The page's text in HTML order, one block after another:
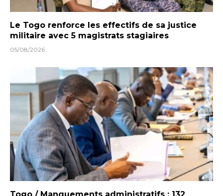
Le Togo renforce les effectifs de sa justice
militaire avec 5 magistrats stagiaires
05/08/2026